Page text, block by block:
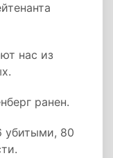
нас из
ранен.
убитыми, 80